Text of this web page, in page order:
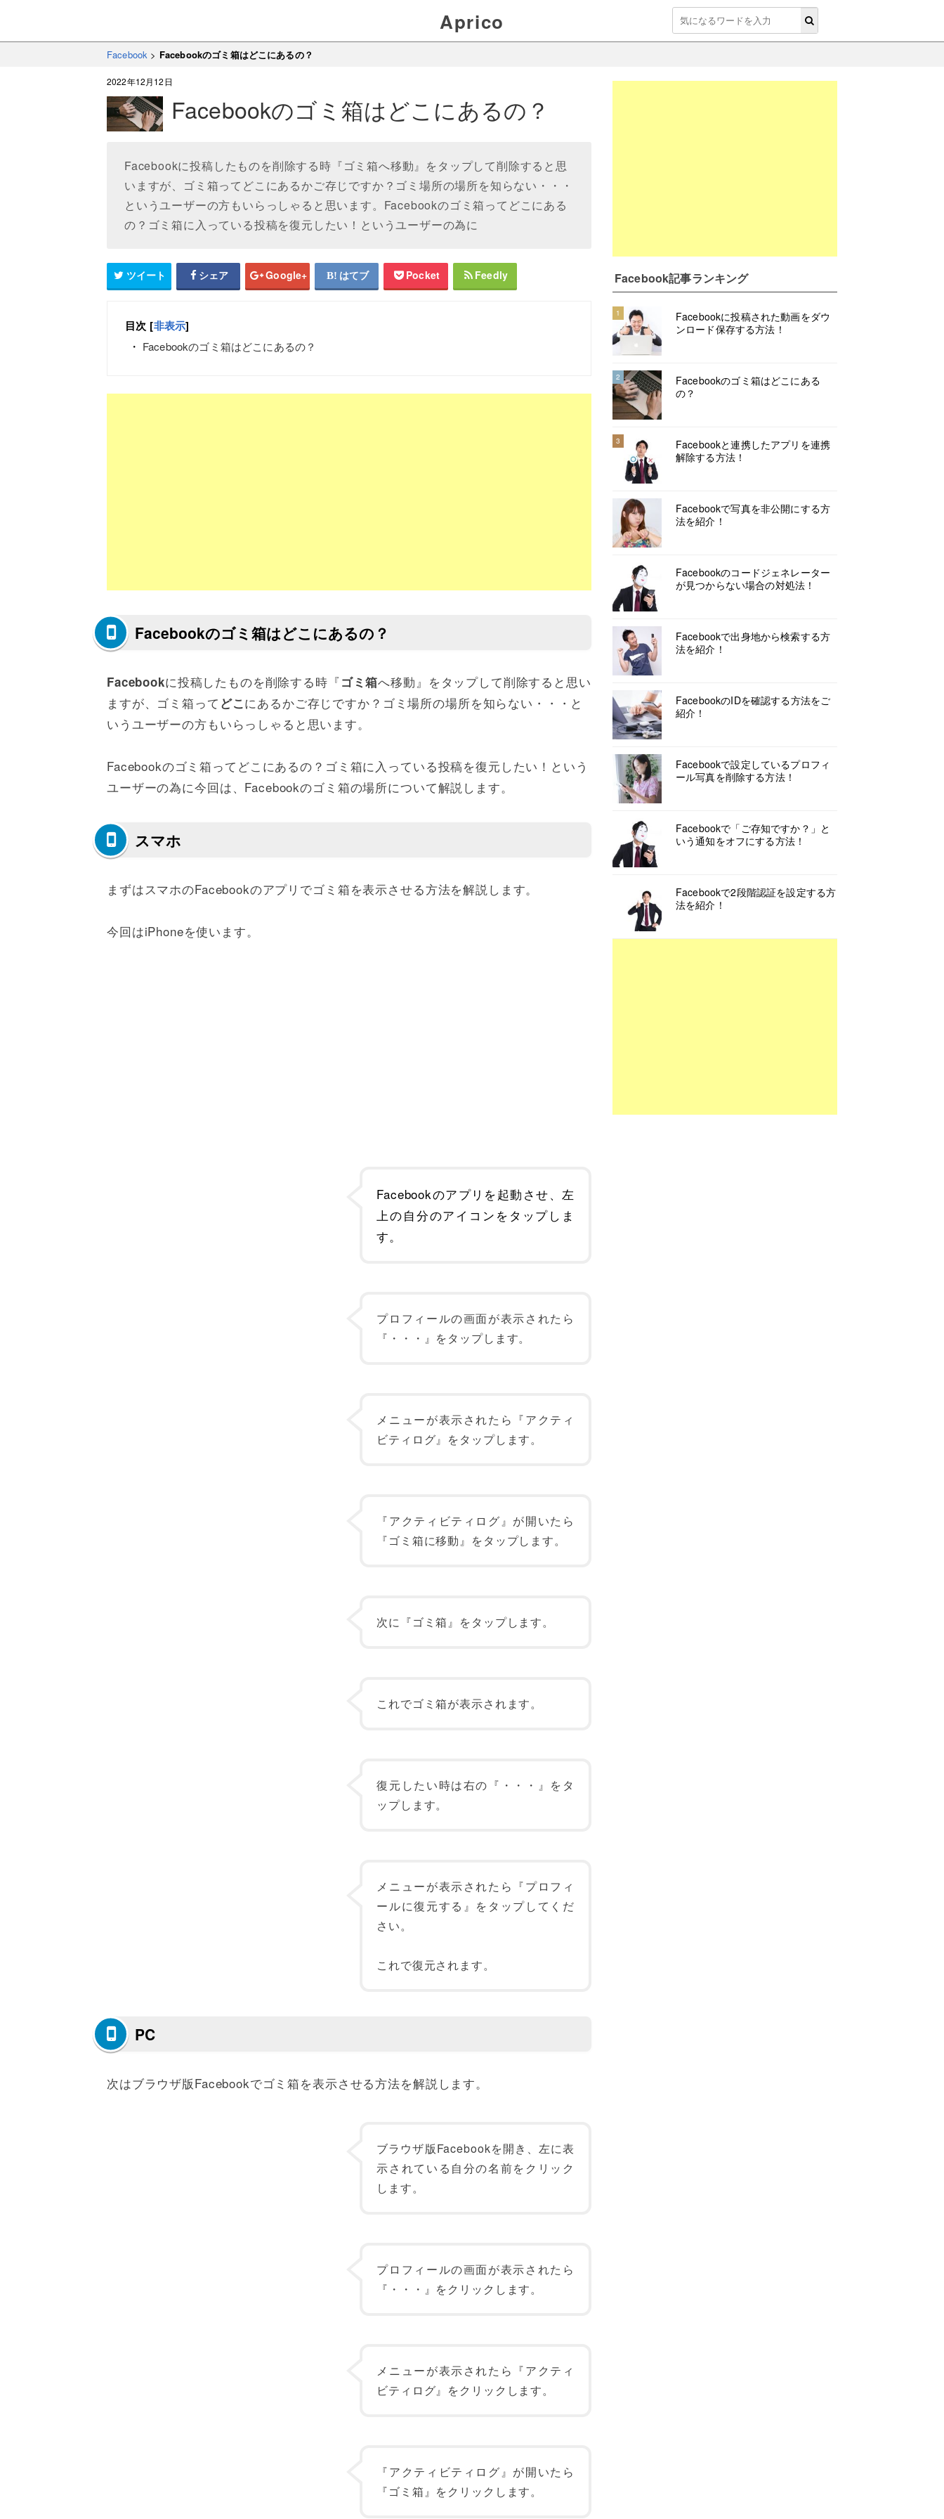
Aprico
Facebook > Facebookのゴミ箱はどこにあるの？
2022年12月12日
Facebookのゴミ箱はどこにあるの？
Facebookに投稿したものを削除する時『ゴミ箱へ移動』をタップして削除すると思
いますが、ゴミ箱ってどこにあるかご存じですか？ゴミ場所の場所を知らない・・・
というユーザーの方もいらっしゃると思います。Facebookのゴミ箱ってどこにある
の？ゴミ箱に入っている投稿を復元したい！というユーザーの為に
ツイート シェア Google+ はてブ Pocket Feedly
目次 [非表示]
Facebookのゴミ箱はどこにあるの？
Facebookのゴミ箱はどこにあるの？
Facebookに投稿したものを削除する時『 ゴミ箱へ移動』をタップして削除すると思い
ますが、ゴミ箱って どこ にあるかご存じですか？ゴミ場所の場所を知らない・・・と
いうユーザーの方もいらっしゃると思います。
Facebookのゴミ箱ってどこにあるの？ゴミ箱に入っている投稿を復元したい！という
ユーザーの為に今回は、Facebookのゴミ箱の場所について解説します。
スマホ
まずはスマホのFacebookのアプリでゴミ箱を表示させる方法を解説します。
今回はiPhoneを使います。
Facebookのアプリを起動させ、左
上の自分のアイコンをタップしま
す。
プロフィールの画面が表示されたら
『・・・』をタップします。
メニューが表示されたら『アクティ
ビティログ』をタップします。
『アクティビティログ』が開いたら
『ゴミ箱に移動』をタップします。
次に『ゴミ箱』をタップします。
これでゴミ箱が表示されます。
復元したい時は右の『・・・』をタ
ップします。
メニューが表示されたら『プロフィ
ールに復元する』をタップしてくだ
さい。
これで復元されます。
PC
次はブラウザ版Facebookでゴミ箱を表示させる方法を解説します。
ブラウザ版Facebookを開き、左に表
示されている自分の名前をクリック
します。
プロフィールの画面が表示されたら
『・・・』をクリックします。
メニューが表示されたら『アクティ
ビティログ』をクリックします。
『アクティビティログ』が開いたら
『ゴミ箱』をクリックします。
Facebook記事ランキング
1
Facebookに投稿された動画をダウ
ンロード保存する方法！
2
Facebookのゴミ箱はどこにある
の？
3
Facebookと連携したアプリを連携
解除する方法！
Facebookで写真を非公開にする方
法を紹介！
Facebookのコードジェネレーター
が見つからない場合の対処法！
Facebookで出身地から検索する方
法を紹介！
FacebookのIDを確認する方法をご
紹介！
Facebookで設定しているプロフィ
ール写真を削除する方法！
Facebookで「ご存知ですか？」と
いう通知をオフにする方法！
Facebookで2段階認証を設定する方
法を紹介！